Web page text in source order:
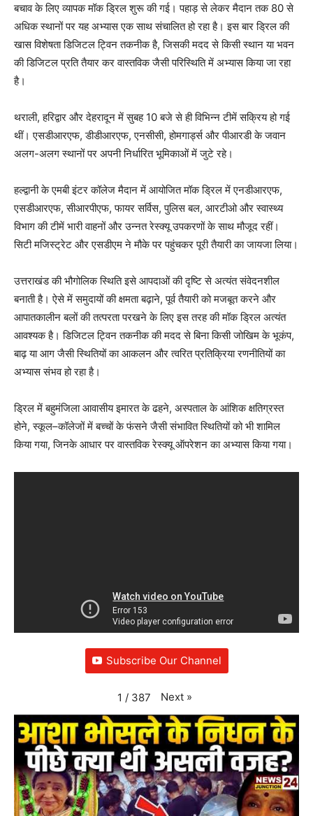
बचाव के लिए व्यापक मॉक ड्रिल शुरू की गई। पहाड़ से लेकर मैदान तक 80 से
अधिक स्थानों पर यह अभ्यास एक साथ संचालित हो रहा है। इस बार ड्रिल की
खास विशेषता डिजिटल ट्विन तकनीक है, जिसकी मदद से किसी स्थान या भवन
की डिजिटल प्रति तैयार कर वास्तविक जैसी परिस्थिति में अभ्यास किया जा रहा
है।
थराली, हरिद्वार और देहरादून में सुबह 10 बजे से ही विभिन्न टीमें सक्रिय हो गई
थीं। एसडीआरएफ, डीडीआरएफ, एनसीसी, होमगार्ड्स और पीआरडी के जवान
अलग-अलग स्थानों पर अपनी निर्धारित भूमिकाओं में जुटे रहे।
हल्द्वानी के एमबी इंटर कॉलेज मैदान में आयोजित मॉक ड्रिल में एनडीआरएफ,
एसडीआरएफ, सीआरपीएफ, फायर सर्विस, पुलिस बल, आरटीओ और स्वास्थ्य
विभाग की टीमें भारी वाहनों और उन्नत रेस्क्यू उपकरणों के साथ मौजूद रहीं।
सिटी मजिस्ट्रेट और एसडीएम ने मौके पर पहुंचकर पूरी तैयारी का जायजा लिया।
उत्तराखंड की भौगोलिक स्थिति इसे आपदाओं की दृष्टि से अत्यंत संवेदनशील
बनाती है। ऐसे में समुदायों की क्षमता बढ़ाने, पूर्व तैयारी को मजबूत करने और
आपातकालीन बलों की तत्परता परखने के लिए इस तरह की मॉक ड्रिल अत्यंत
आवश्यक है। डिजिटल ट्विन तकनीक की मदद से बिना किसी जोखिम के भूकंप,
बाढ़ या आग जैसी स्थितियों का आकलन और त्वरित प्रतिक्रिया रणनीतियों का
अभ्यास संभव हो रहा है।
ड्रिल में बहुमंजिला आवासीय इमारत के ढहने, अस्पताल के आंशिक क्षतिग्रस्त
होने, स्कूल–कॉलेजों में बच्चों के फंसने जैसी संभावित स्थितियों को भी शामिल
किया गया, जिनके आधार पर वास्तविक रेस्क्यू ऑपरेशन का अभ्यास किया गया।
Subscribe Our Channel
1 / 387 Next »